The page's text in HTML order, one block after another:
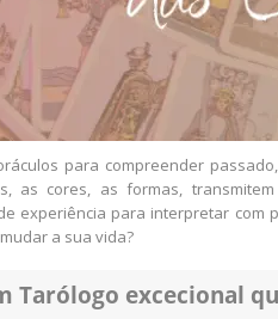
para compreender
as cores, as formas,
experiência para interpretar
a sua vida?
Tarólogo excecional